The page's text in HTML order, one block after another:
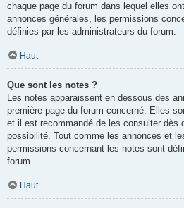
chaque page du forum dans lequel elles
annonces générales, les permissions
définies par les administrateurs du forum.
Haut
Que sont les notes ?
Les notes apparaissent en dessous des
première page du forum concerné. Elles
et il est recommandé de les consulter dès
possibilité. Tout comme les annonces et
permissions concernant les notes sont
forum.
Haut